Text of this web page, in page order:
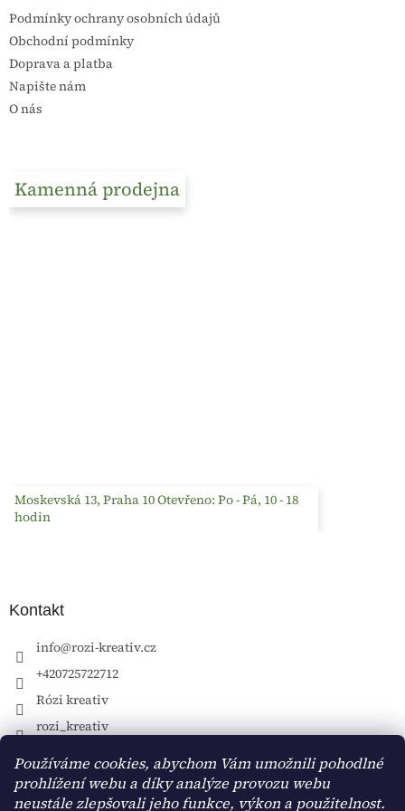
Používáme cookies, abychom Vám umožnili pohodlné
prohlížení webu a díky analýze provozu webu
neustále zlepšovali jeho funkce, výkon a použitelnost.
Podmínky ochrany osobních údajů
Obchodní podmínky
Doprava a platba
Napište nám
O nás
Kamenná prodejna
Moskevská 13, Praha 10 Otevřeno: Po - Pá, 10 - 18
hodin
Kontakt
info@rozi-kreativ.cz
+420725722712
Rózi kreativ
rozi_kreativ